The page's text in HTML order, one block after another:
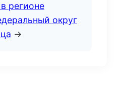
регионе
округ
→